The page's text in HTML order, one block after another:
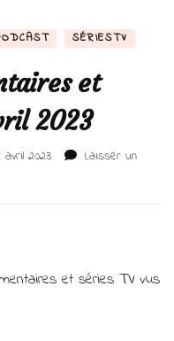
SÉRIESTV
et
2023
avril 2023
Laisser un
et séries TV vus